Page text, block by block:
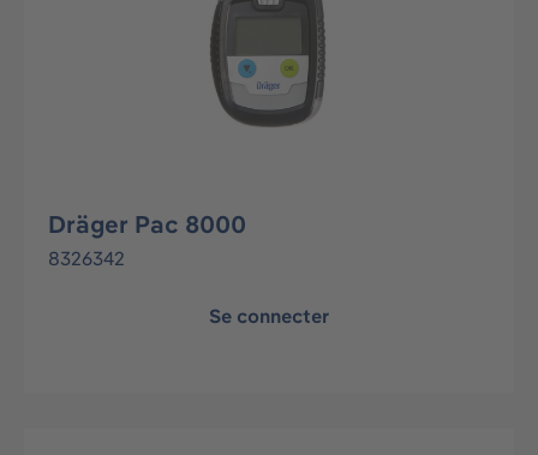
Dräger Pac 8000
8326342
Se connecter